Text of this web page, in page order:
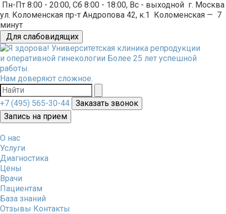
Пн-Пт 8:00 - 20:00, Сб 8:00 - 18:00, Вс - выходной г. Москва
ул. Коломенская пр-т Андропова 42, к.1 Коломенская — 7
минут
Для слабовидящих
Университетская клиника репродукции
и оперативной гинекологии Более 25 лет успешной
работы.
Нам доверяют сложное.
+7 (495) 565-30-44
Заказать звонок
Запись на прием
О нас
Услуги
Диагностика
Цены
Врачи
Пациентам
База знаний
Отзывы Контакты